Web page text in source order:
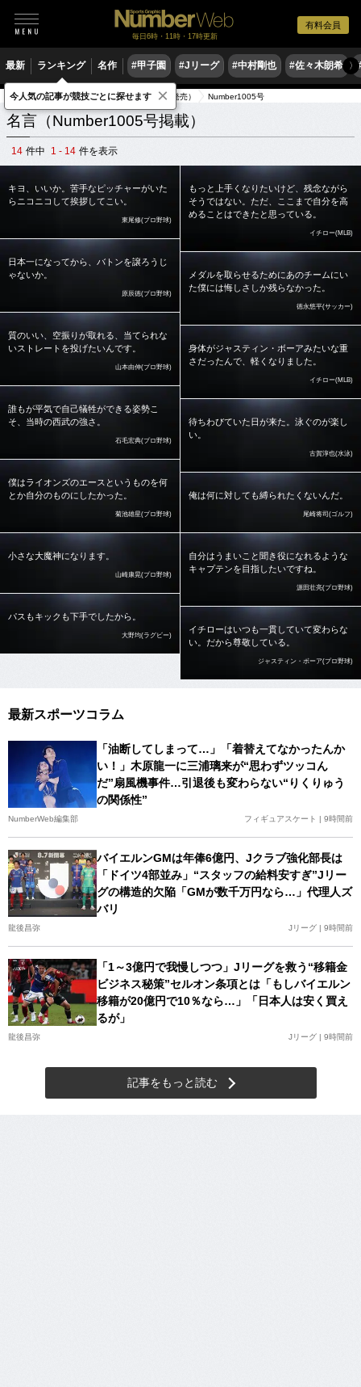
有料会員
毎日6時・11時・17時更新
最新 ランキング 名作 #甲子園 #Jリーグ #中村剛也 #佐々木朗希 〉
スポーツ名言集 出典元雑誌（2020年発売） Number1005号
名言（Number1005号掲載）
14 件中 1 - 14 件を表示
キヨ、いいか。苦手なピッチャーがいた
らニコニコして挨拶してこい。
東尾修(プロ野球)
もっと上手くなりたいけど、残念ながら
そうではない。ただ、ここまで自分を高
めることはできたと思っている。
イチロー(MLB)
日本一になってから、バトンを譲ろうじ
ゃないか。
原辰徳(プロ野球)
メダルを取らせるためにあのチームにい
た僕には悔しさしか残らなかった。
徳永悠平(サッカー)
質のいい、空振りが取れる、当てられな
いストレートを投げたいんです。
山本由伸(プロ野球)
身体がジャスティン・ボーアみたいな重
さだったんで、軽くなりました。
イチロー(MLB)
誰もが平気で自己犠牲ができる姿勢こ
そ、当時の西武の強さ。
石毛宏典(プロ野球)
待ちわびていた日が来た。泳ぐのが楽し
い。
古賀淳也(水泳)
僕はライオンズのエースというものを何
とか自分のものにしたかった。
菊池雄星(プロ野球)
俺は何に対しても縛られたくないんだ。
尾崎将司(ゴルフ)
小さな大魔神になります。
山崎康晃(プロ野球)
自分はうまいこと聞き役になれるような
キャプテンを目指したいですね。
源田壮亮(プロ野球)
パスもキックも下手でしたから。
大野均(ラグビー)
イチローはいつも一貫していて変わらな
い。だから尊敬している。
ジャスティン・ボーア(プロ野球)
最新スポーツコラム
「油断してしまって…」「着替えてなかったんか
い！」木原龍一に三浦璃来が“思わずツッコん
だ”扇風機事件…引退後も変わらない“りくりゅう
の関係性”
NumberWeb編集部 フィギュアスケート | 9時間前
バイエルンGMは年俸6億円、Jクラブ強化部長は
「ドイツ4部並み」“スタッフの給料安すぎ”Jリー
グの構造的欠陥「GMが数千万円なら…」代理人ズ
バリ
龍後昌弥 Jリーグ | 9時間前
「1～3億円で我慢しつつ」Jリーグを救う“移籍金
ビジネス秘策”セルオン条項とは「もしバイエルン
移籍が20億円で10％なら…」「日本人は安く買え
るが」
龍後昌弥 Jリーグ | 9時間前
記事をもっと読む
今人気の記事が競技ごとに探せます ×